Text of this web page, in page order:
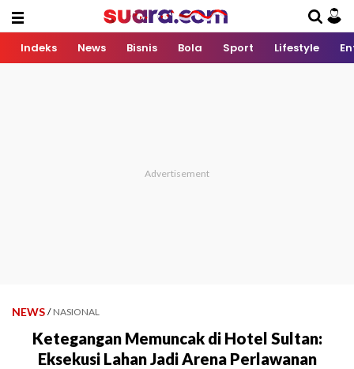
Indeks News Bisnis Bola Sport Lifestyle
NEWS / NASIONAL
Ketegangan Memuncak di Hotel Sultan:
Eksekusi Lahan Jadi Arena Perlawanan